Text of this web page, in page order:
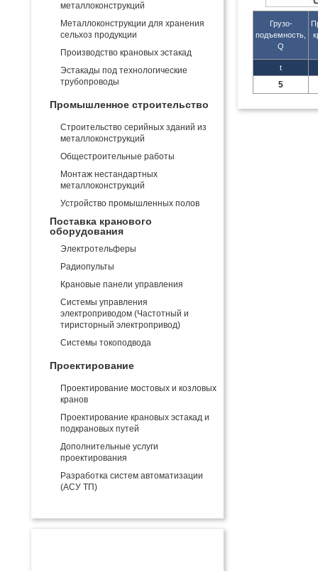
металлоконструкций
Металлоконструкции для хранения
сельхоз продукции
Производство крановых эстакад
Эстакады под технологические
трубопроводы
Промышленное строительство
Строительство серийных зданий из
металлоконструкций
Общестроительные работы
Монтаж нестандартных
металлоконструкций
Устройство промышленных полов
Поставка кранового
оборудования
Электротельферы
Радиопульты
Крановые панели управления
Системы управления
электроприводом (Частотный и
тиристорный электропривод)
Системы токоподвода
Проектирование
Проектирование мостовых и козловых
кранов
Проектирование крановых эстакад и
подкрановых путей
Дополнительные услуги
проектирования
Разработка систем автоматизации
(АСУ ТП)
Грузо-
подъемность,
Q
t
5